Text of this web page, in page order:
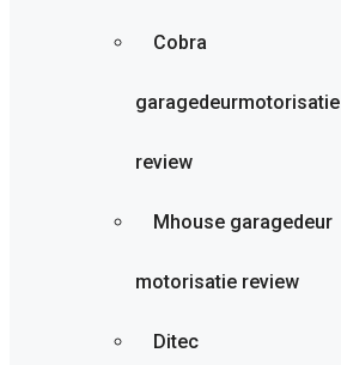
Cobra
garagedeurmotorisatie
review
Mhouse garagedeur
motorisatie review
Ditec